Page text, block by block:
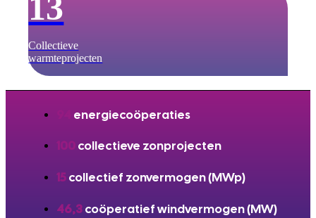
Collectieve
warmteprojecten
energiecoöperaties
100collectieve zonprojecten
15collectief zonvermogen (MWp)
46,3coöperatief windvermogen (MW)